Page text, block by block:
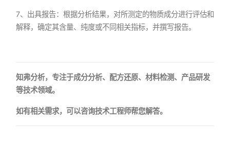
7、出具报告：根据分析结果，对所测定的物质成分进行评估和
解释，确定其含量、纯度或不同相关指标，并撰写报告。
知弗分析，专注于成分分析、配方还原、材料检测、产品研发
等技术领域。
如有相关需求，可以咨询技术工程师帮您解答。